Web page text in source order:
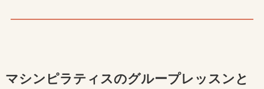
マシンピラティスのグループレッスンと